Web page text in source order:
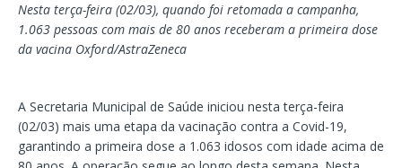
Nesta terça-feira (02/03), quando foi retomada a campanha,
1.063 pessoas com mais de 80 anos receberam a primeira dose
da vacina Oxford/AstraZeneca
A Secretaria Municipal de Saúde iniciou nesta terça-feira
(02/03) mais uma etapa da vacinação contra a Covid-19,
garantindo a primeira dose a 1.063 idosos com idade acima de